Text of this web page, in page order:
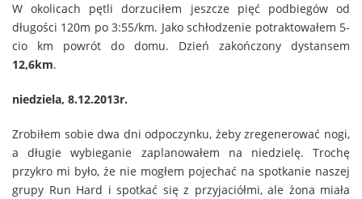
W okolicach pętli dorzuciłem jeszcze pięć podbiegów od
długości 120m po 3:55/km. Jako schłodzenie potraktowałem 5-
cio km powrót do domu. Dzień zakończony dystansem
12,6km.
niedziela, 8.12.2013r.
Zrobiłem sobie dwa dni odpoczynku, żeby zregenerować nogi,
a długie wybieganie zaplanowałem na niedzielę. Trochę
przykro mi było, że nie mogłem pojechać na spotkanie naszej
grupy Run Hard i spotkać się z przyjaciółmi, ale żona miała